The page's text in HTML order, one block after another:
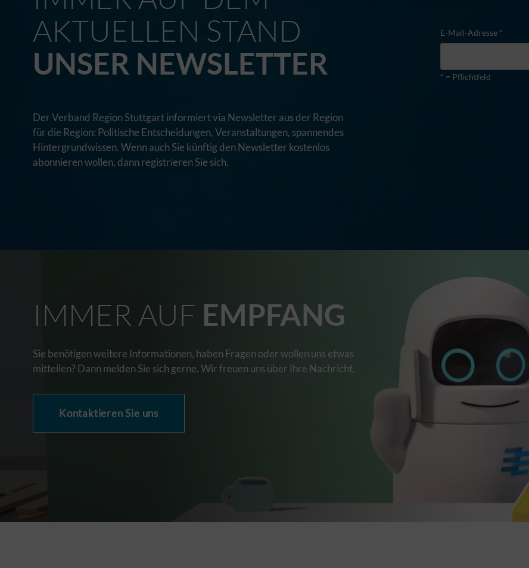
AKTUELLEN STAND
UNSER NEWSLETTER
Der Verband Region Stuttgart informiert via Newsletter aus der Region
für die Region: Politische Entscheidungen, Veranstaltungen, spannendes
Hintergrundwissen. Wenn auch Sie künftig den Newsletter kostenlos
abonnieren wollen, dann registrieren Sie sich.
E-Mail-Adresse *
* = Pflichtfeld
IMMER AUF EMPFANG
Sie benötigen weitere Informationen, haben Fragen oder wollen uns etwas
mitteilen? Dann melden Sie sich gerne. Wir freuen uns über Ihre Nachricht.
Kontaktieren Sie uns